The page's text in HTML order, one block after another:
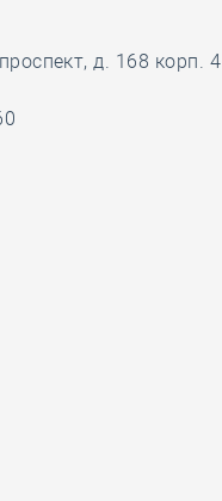
д. 168 корп. 4